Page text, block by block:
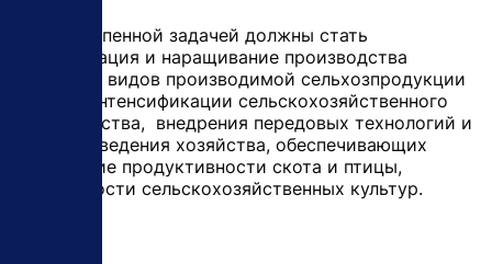
Первостепенной задачей должны стать
стабилизация и наращивание производства
основных видов производимой сельхозпродукции
за счет интенсификации сельскохозяйственного
производства, внедрения передовых технологий и
методов ведения хозяйства, обеспечивающих
повышение продуктивности скота и птицы,
урожайности сельскохозяйственных культур.